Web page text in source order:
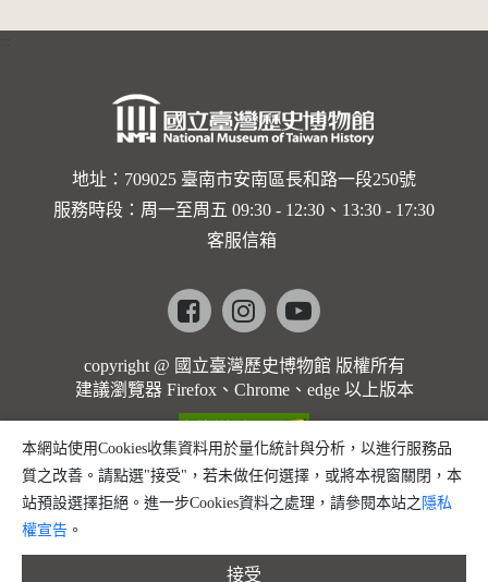
地址：709025 臺南市安南區長和路一段250號
服務時段：周一至周五 09:30 - 12:30、13:30 - 17:30
客服信箱
Facebookinstagramyoutube
copyright @ 國立臺灣歷史博物館 版權所有
建議瀏覽器 Firefox、Chrome、edge 以上版本
本網站使用Cookies收集資料用於量化統計與分析，以進行服務品
質之改善。請點選"接受"，若未做任何選擇，或將本視窗關閉，本
站預設選擇拒絕。進一步Cookies資料之處理，請參閱本站之 隱私
權宣告 。
接受